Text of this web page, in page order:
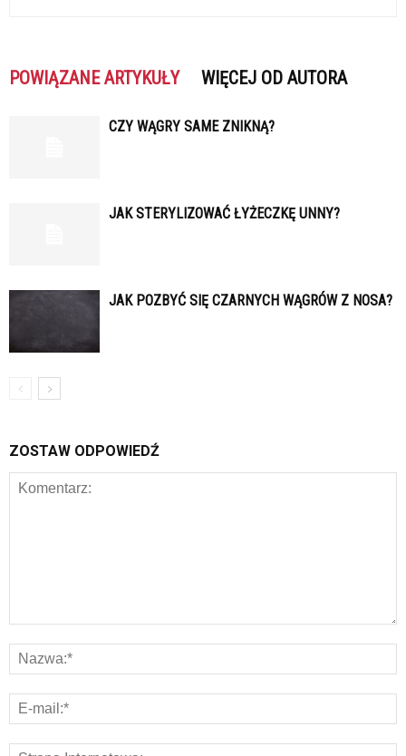
POWIĄZANE ARTYKUŁY WIĘCEJ OD AUTORA
CZY WĄGRY SAME ZNIKNĄ?
JAK STERYLIZOWAĆ ŁYŻECZKĘ UNNY?
JAK POZBYĆ SIĘ CZARNYCH WĄGRÓW Z NOSA?
ZOSTAW ODPOWIEDŹ